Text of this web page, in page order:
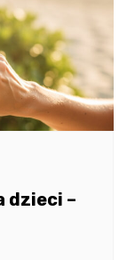
dzieci –